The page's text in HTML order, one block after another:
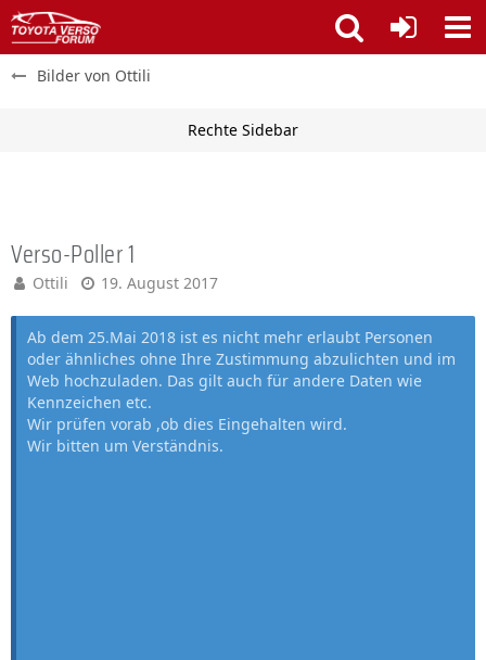
Bilder von Ottili
Verso-Poller 1
Ottili 19. August 2017
Ab dem 25.Mai 2018 ist es nicht mehr erlaubt Personen
oder ähnliches ohne Ihre Zustimmung abzulichten und im
Web hochzuladen. Das gilt auch für andere Daten wie
Kennzeichen etc.
Wir prüfen vorab ,ob dies Eingehalten wird.
Wir bitten um Verständnis.